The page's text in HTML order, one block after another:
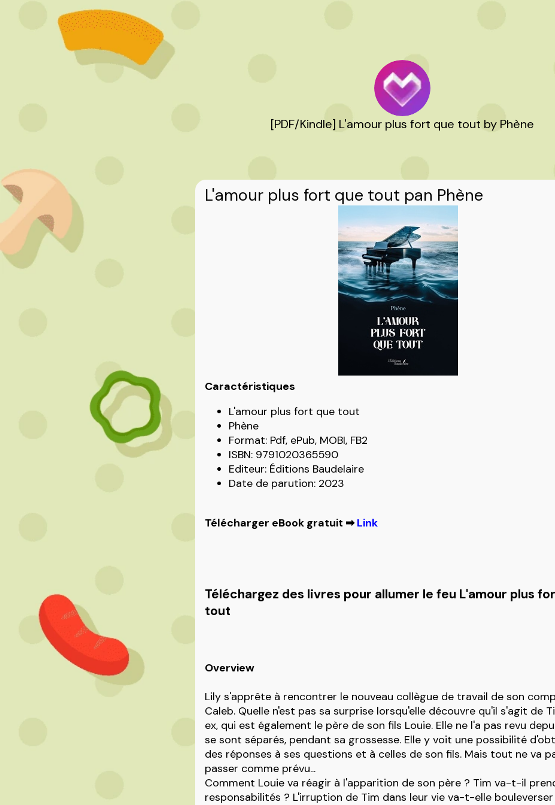
[PDF/Kindle] L'amour plus fort que tout by Phène
L'amour plus fort que tout pan Phène
Caractéristiques
L'amour plus fort que tout
Phène
Format: Pdf, ePub, MOBI, FB2
ISBN: 9791020365590
Editeur: Éditions Baudelaire
Date de parution: 2023
Télécharger eBook gratuit ➡Link
Téléchargez des livres pour allumer le feu L'amour plus
tout
Overview
Lily s'apprête à rencontrer le nouveau collègue de travail de son
Caleb. Quelle n'est pas sa surprise lorsqu'elle découvre qu'il s'agit de
ex, qui est également le père de son fils Louie. Elle ne l'a pas revu
se sont séparés, pendant sa grossesse. Elle y voit une possibilité
des réponses à ses questions et à celles de son fils. Mais tout ne va
passer comme prévu...
Comment Louie va réagir à l'apparition de son père ? Tim va-t-il
responsabilités ? L'irruption de Tim dans leur vie va-t-elle bouleverser